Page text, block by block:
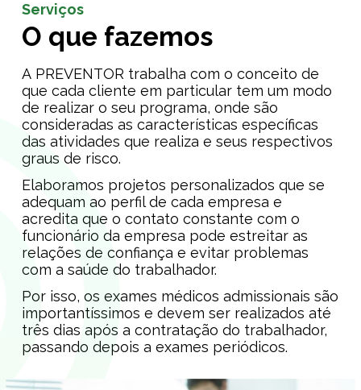
Serviços
O que fazemos
A PREVENTOR trabalha com o conceito de
que cada cliente em particular tem um modo
de realizar o seu programa, onde são
consideradas as características específicas
das atividades que realiza e seus respectivos
graus de risco.
Elaboramos projetos personalizados que se
adequam ao perfil de cada empresa e
acredita que o contato constante com o
funcionário da empresa pode estreitar as
relações de confiança e evitar problemas
com a saúde do trabalhador.
Por isso, os exames médicos admissionais são
importantíssimos e devem ser realizados até
três dias após a contratação do trabalhador,
passando depois a exames periódicos.